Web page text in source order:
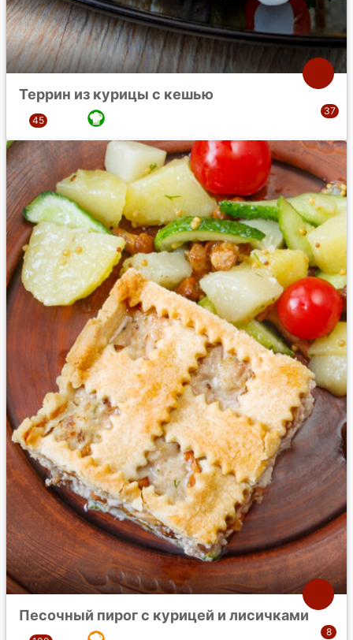
Террин из курицы с кешью
Песочный пирог с курицей и лисичками